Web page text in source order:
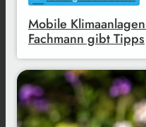
Mobile
Fachmann gibt Tipps